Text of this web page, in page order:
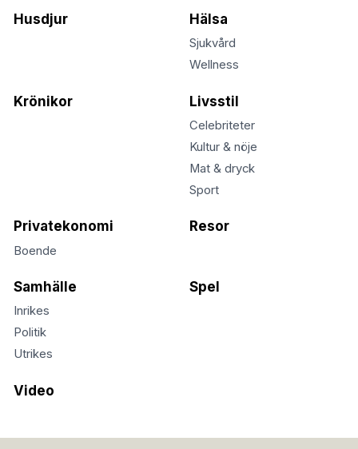
Husdjur Hälsa
Sjukvård
Wellness
Krönikor Livsstil
Celebriteter
Kultur & nöje
Mat & dryck
Sport
Privatekonomi
Boende
Resor
Samhälle
Inrikes
Politik
Utrikes
Spel
Video